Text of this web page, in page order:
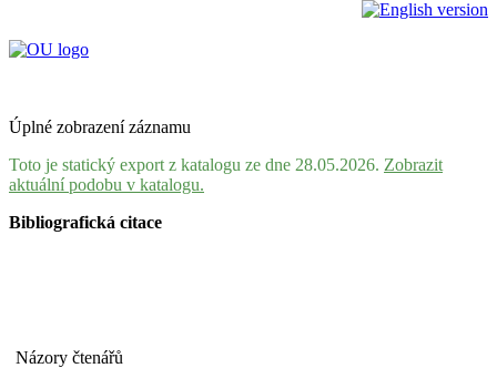
Úplné zobrazení záznamu
Toto je statický export z katalogu ze dne 28.05.2026. Zobrazit
aktuální podobu v katalogu.
Bibliografická citace
Názory čtenářů